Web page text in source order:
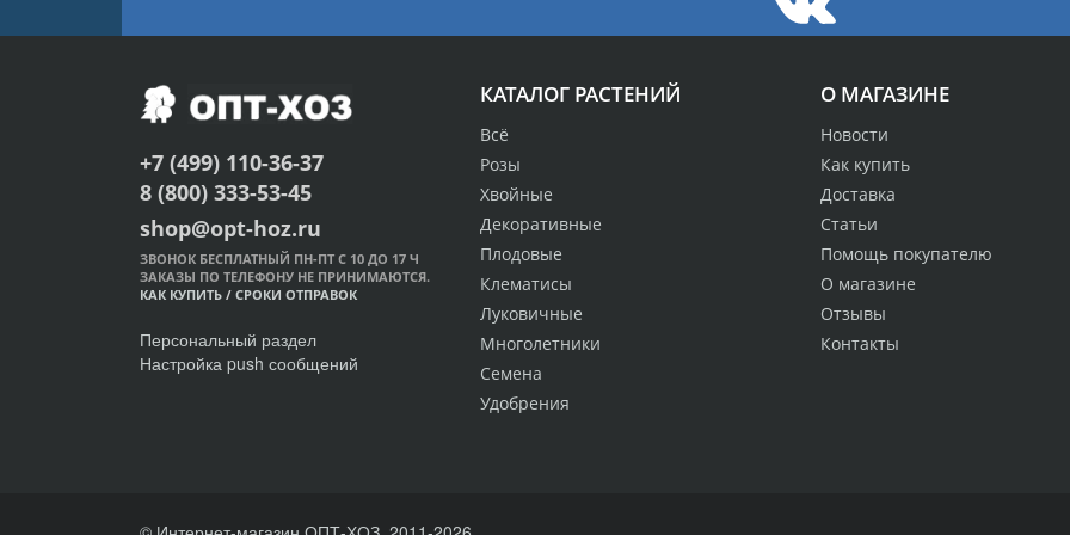
О МАГАЗИНЕ
Новости
Как купить
Доставка
Статьи
Помощь покупателю
О магазине
Отзывы
Контакты
КАТАЛОГ РАСТЕНИЙ
Всё
Розы
Хвойные
Декоративные
Плодовые
Клематисы
Луковичные
Многолетники
Семена
Удобрения
+7 (499) 110-36-37
8 (800) 333-53-45
shop@opt-hoz.ru
ЗВОНОК БЕСПЛАТНЫЙ ПН-ПТ С 10 ДО 17 Ч
ЗАКАЗЫ ПО ТЕЛЕФОНУ НЕ ПРИНИМАЮТСЯ.
КАК КУПИТЬ / СРОКИ ОТПРАВОК
Персональный раздел
Настройка push сообщений